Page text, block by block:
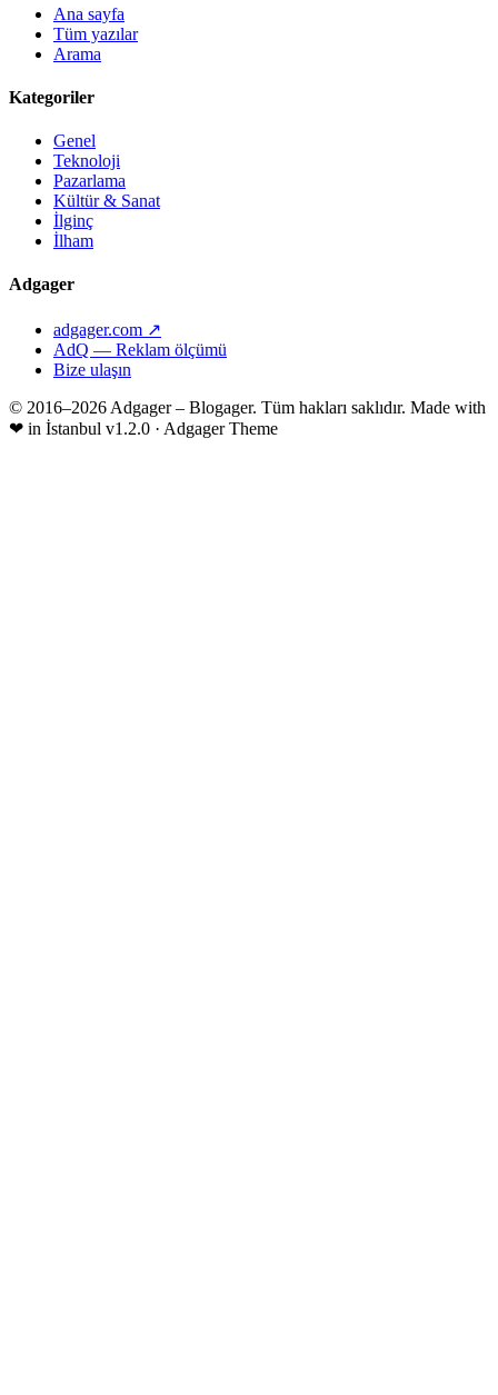
Ana sayfa
Tüm yazılar
Arama
Kategoriler
Genel
Teknoloji
Pazarlama
Kültür & Sanat
İlginç
İlham
Adgager
adgager.com ↗
AdQ — Reklam ölçümü
Bize ulaşın
© 2016–2026 Adgager – Blogager. Tüm hakları saklıdır. Made with
❤ in İstanbul v1.2.0 · Adgager Theme